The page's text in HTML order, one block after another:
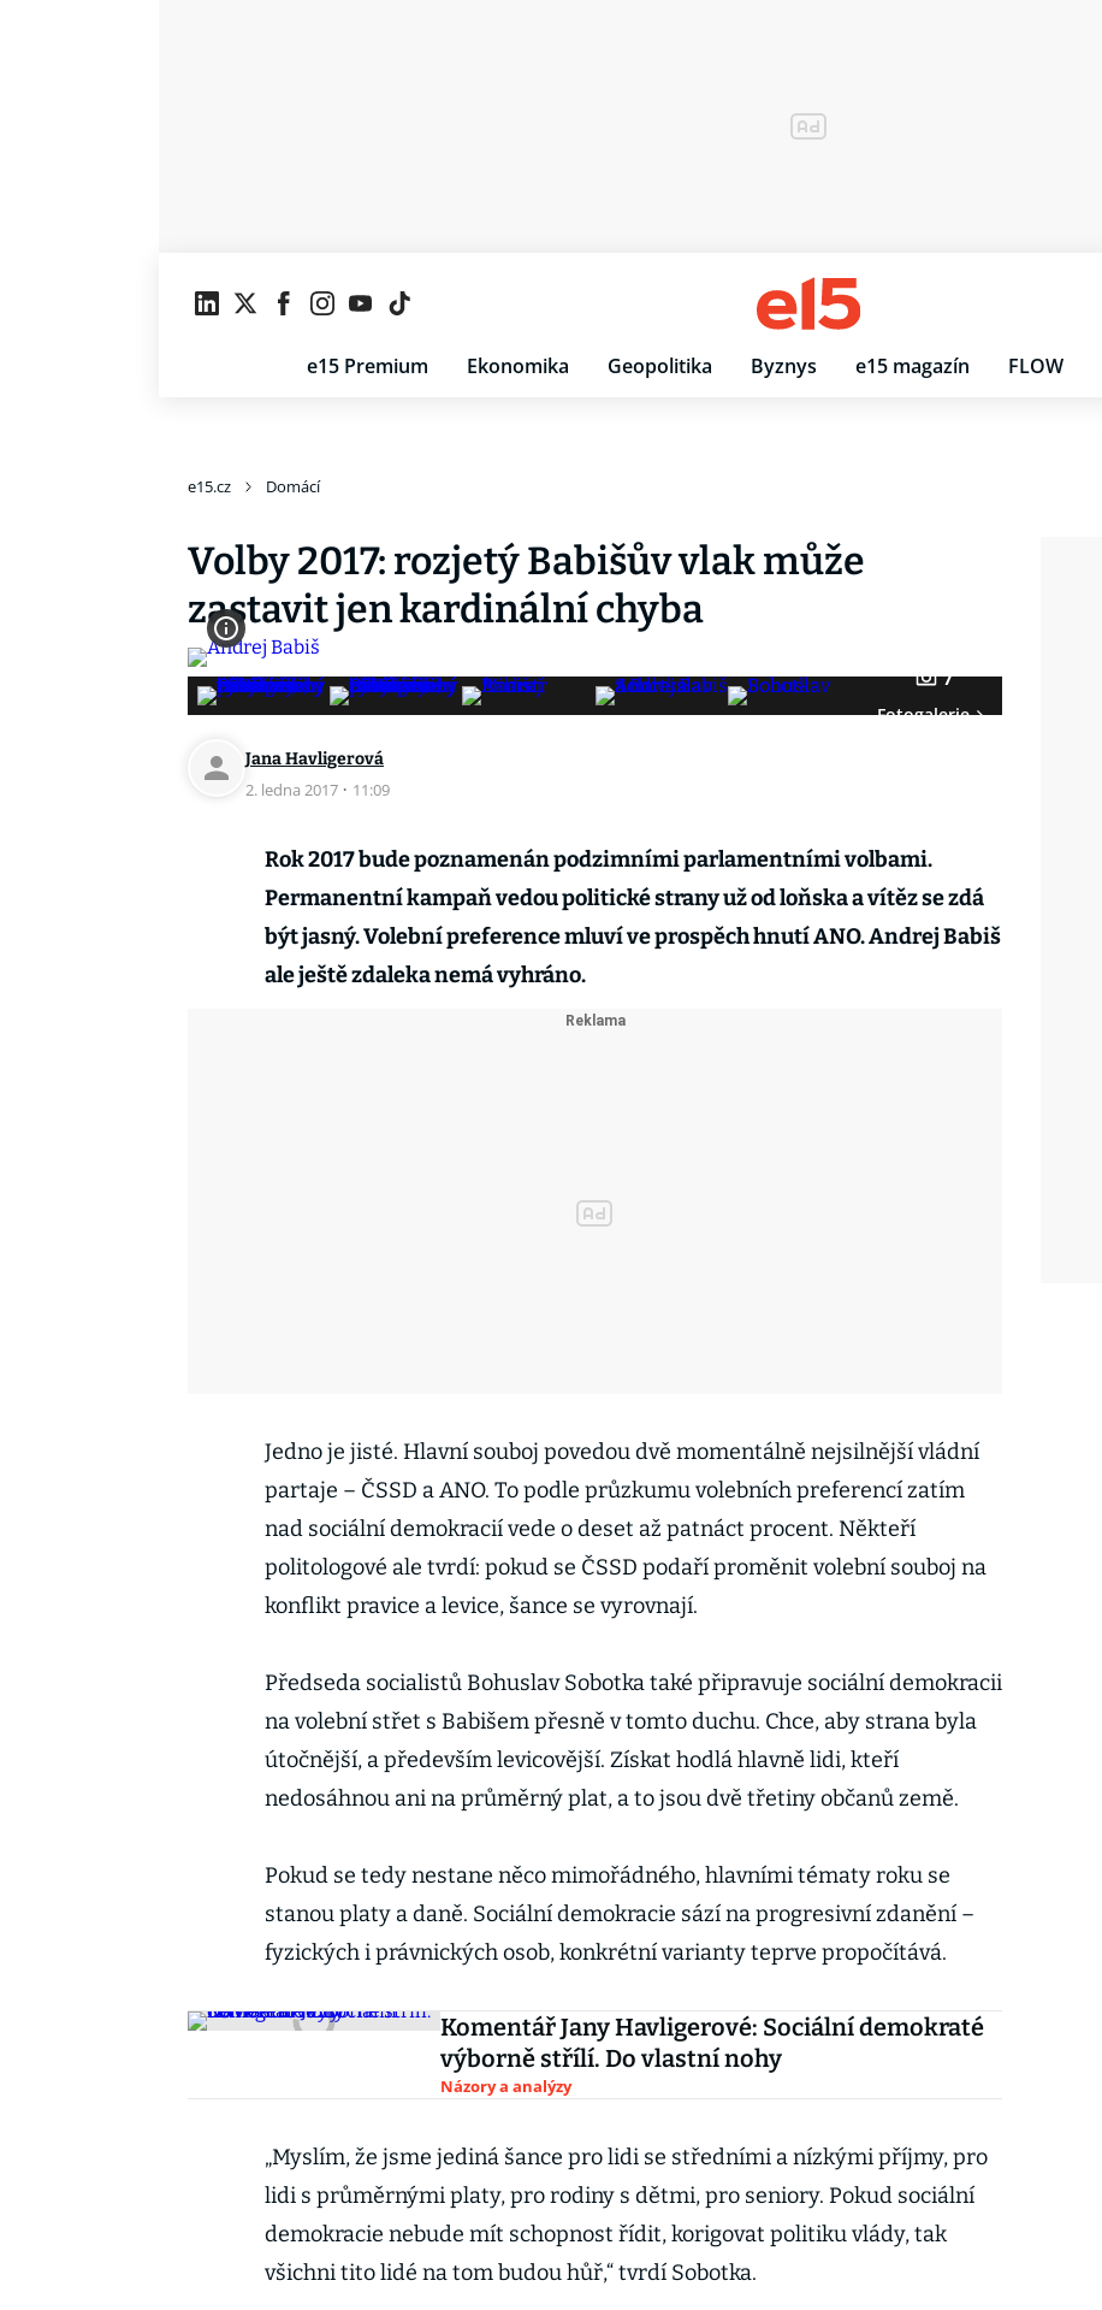
e15 Premium Ekonomika Geopolitika Byznys e15 magazín FLOW
e15.cz Domácí
Volby 2017: rozjetý Babišův vlak může
zastavit jen kardinální chyba
7
Fotogalerie
Jana Havligerová
2. ledna 2017 · 11:09
Rok 2017 bude poznamenán podzimními parlamentními volbami.
Permanentní kampaň vedou politické strany už od loňska a vítěz se zdá
být jasný. Volební preference mluví ve prospěch hnutí ANO. Andrej Babiš
ale ještě zdaleka nemá vyhráno.
Jedno je jisté. Hlavní souboj povedou dvě momentálně nejsilnější vládní
partaje – ČSSD a ANO. To podle průzkumu volebních preferencí zatím
nad sociální demokracií vede o deset až patnáct procent. Někteří
politologové ale tvrdí: pokud se ČSSD podaří proměnit volební souboj na
konflikt pravice a levice, šance se vyrovnají.
Předseda socialistů Bohuslav Sobotka také připravuje sociální demokracii
na volební střet s Babišem přesně v tomto duchu. Chce, aby strana byla
útočnější, a především levicovější. Získat hodlá hlavně lidi, kteří
nedosáhnou ani na průměrný plat, a to jsou dvě třetiny občanů země.
Pokud se tedy nestane něco mimořádného, hlavními tématy roku se
stanou platy a daně. Sociální demokracie sází na progresivní zdanění –
fyzických i právnických osob, konkrétní varianty teprve propočítává.
Komentář Jany Havligerové: Sociální demokraté
výborně střílí. Do vlastní nohy
Názory a analýzy
„Myslím, že jsme jediná šance pro lidi se středními a nízkými příjmy, pro
lidi s průměrnými platy, pro rodiny s dětmi, pro seniory. Pokud sociální
demokracie nebude mít schopnost řídit, korigovat politiku vlády, tak
všichni tito lidé na tom budou hůř,“ tvrdí Sobotka.